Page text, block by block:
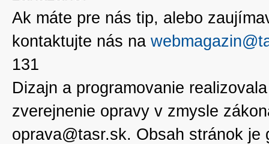
Ak máte pre nás tip, alebo
kontaktujte nás na
131
Dizajn a programovanie
zverejnenie opravy v zmysle
oprava@tasr.sk. Obsah stránok